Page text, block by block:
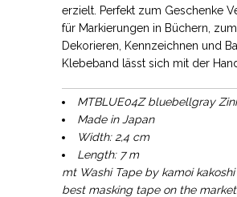
erzielt. Perfekt zum Geschenke
für Markierungen in Büchern, zum
Dekorieren, Kennzeichnen und
Klebeband lässt sich mit der
MTBLUE04Z bluebellgray
Made in Japan
Width: 2,4 cm
Length: 7 m
mt Washi Tape by kamoi
best masking tape on the